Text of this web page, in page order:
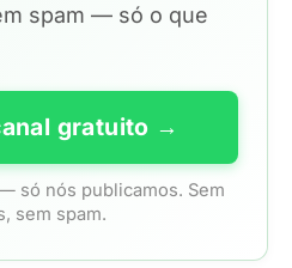
spam — só o que
gratuito →
só nós publicamos. Sem
sem spam.